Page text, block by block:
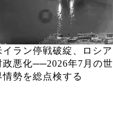
イラン停戦破綻、ロシア
政悪化──2026年7月の世
情勢を総点検する